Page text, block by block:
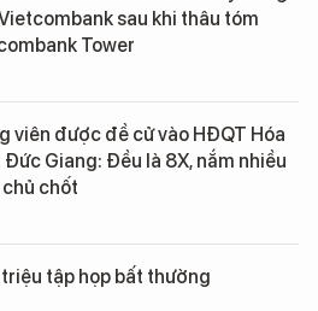
sau khi thâu tóm
Tower
viên được đề cử vào HĐQT Hóa
Đức Giang: Đều là 8X, nắm nhiều
chốt
triệu tập họp bất thường